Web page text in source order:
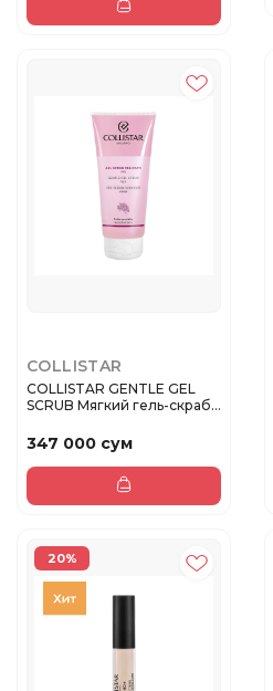
COLLISTAR
COLLISTAR GENTLE GEL
SCRUB Мягкий гель-скраб
347 000 сум
20%